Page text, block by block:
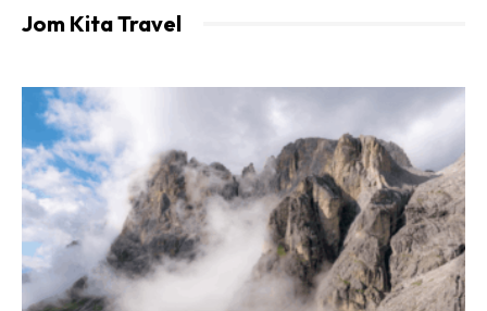
Ads
“Ketika saya bercakap dengan doktor di New York tentang
perkara ini, seorang daripadanya menganggap
Jom Kita Travel